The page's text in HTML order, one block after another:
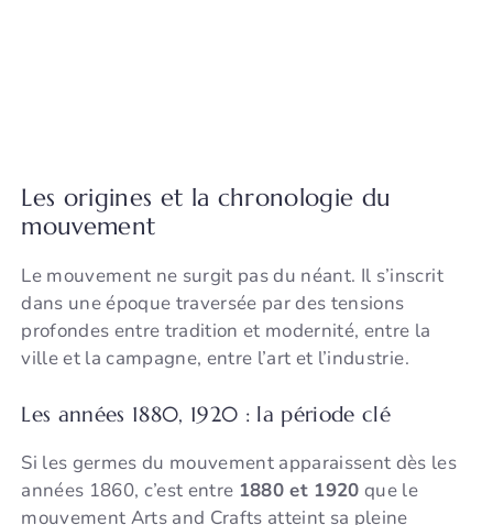
Les origines et la chronologie du
mouvement
Le mouvement ne surgit pas du néant. Il s’inscrit
dans une époque traversée par des tensions
profondes entre tradition et modernité, entre la
ville et la campagne, entre l’art et l’industrie.
Les années 1880, 1920 : la période clé
Si les germes du mouvement apparaissent dès les
années 1860, c’est entre 1880 et 1920 que le
mouvement Arts and Crafts atteint sa pleine